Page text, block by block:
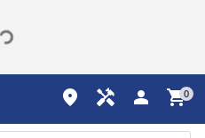
place handyman person shopping_cart0